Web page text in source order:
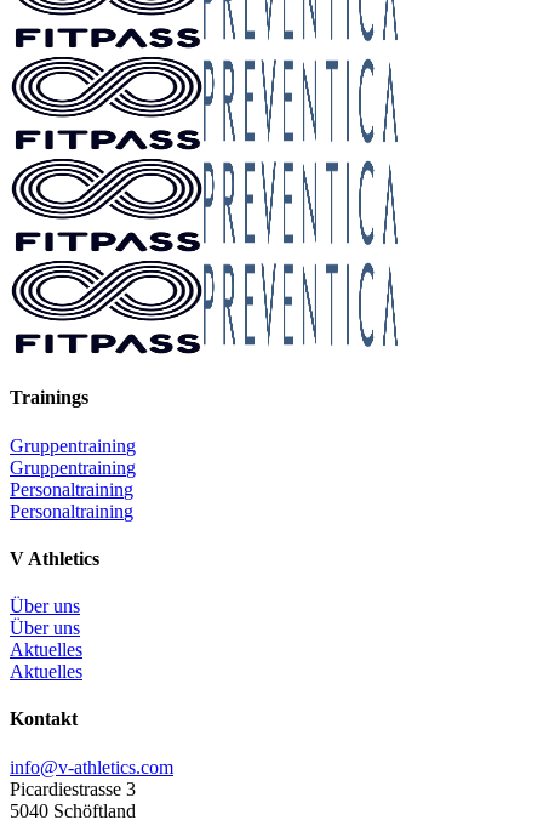
Trainings
Gruppentraining
Gruppentraining
Personaltraining
Personaltraining
V Athletics
Über uns
Über uns
Aktuelles
Aktuelles
Kontakt
info@v-athletics.com
Picardiestrasse 3
5040 Schöftland